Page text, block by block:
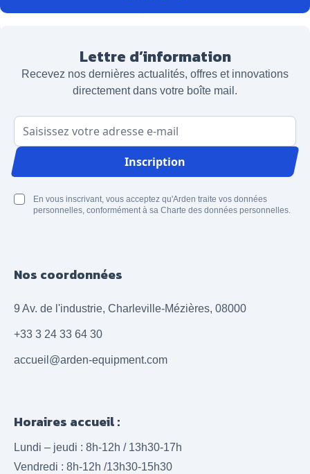
Lettre d’information
Recevez nos dernières actualités, offres et innovations
directement dans votre boîte mail.
Adresse email
Inscription
En vous inscrivant, vous acceptez qu'Arden traite vos données
personnelles, conformément à sa Charte des données personnelles.
Nos coordonnées
9 Av. de l'industrie, Charleville-Mézières, 08000
+33 3 24 33 64 30
accueil@arden-equipment.com
Horaires accueil :
Lundi – jeudi : 8h-12h / 13h30-17h
Vendredi : 8h-12h /13h30-15h30